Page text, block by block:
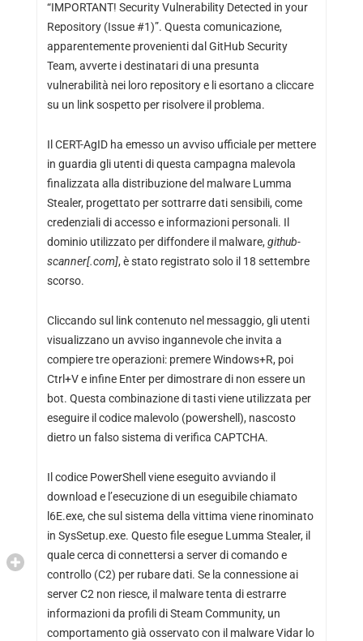
“IMPORTANT! Security Vulnerability Detected in your
Repository (Issue #1)”. Questa comunicazione,
apparentemente provenienti dal GitHub Security
Team, avverte i destinatari di una presunta
vulnerabilità nei loro repository e li esortano a cliccare
su un link sospetto per risolvere il problema.
Il CERT-AgID ha emesso un avviso ufficiale per mettere
in guardia gli utenti di questa campagna malevola
finalizzata alla distribuzione del malware Lumma
Stealer, progettato per sottrarre dati sensibili, come
credenziali di accesso e informazioni personali. Il
dominio utilizzato per diffondere il malware, github-
scanner[.com], è stato registrato solo il 18 settembre
scorso.
Cliccando sul link contenuto nel messaggio, gli utenti
visualizzano un avviso ingannevole che invita a
compiere tre operazioni: premere Windows+R, poi
Ctrl+V e infine Enter per dimostrare di non essere un
bot. Questa combinazione di tasti viene utilizzata per
eseguire il codice malevolo (powershell), nascosto
dietro un falso sistema di verifica CAPTCHA.
Il codice PowerShell viene eseguito avviando il
download e l’esecuzione di un eseguibile chiamato
l6E.exe, che sul sistema della vittima viene rinominato
in SysSetup.exe. Questo file esegue Lumma Stealer, il
quale cerca di connettersi a server di comando e
controllo (C2) per rubare dati. Se la connessione ai
server C2 non riesce, il malware tenta di estrarre
informazioni da profili di Steam Community, un
comportamento già osservato con il malware Vidar lo